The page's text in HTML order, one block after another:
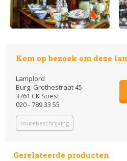
Kom op bezoek om deze
Lamplord
Burg. Grothestraat 45
3761 CK Soest
020 - 789 33 55
routebeschrijving
Gerelateerde producten